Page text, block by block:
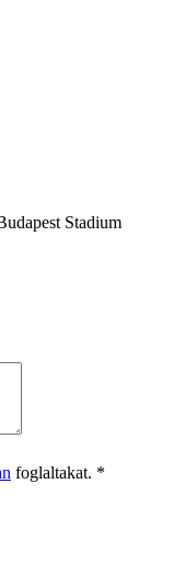
Stadium
foglaltakat. *